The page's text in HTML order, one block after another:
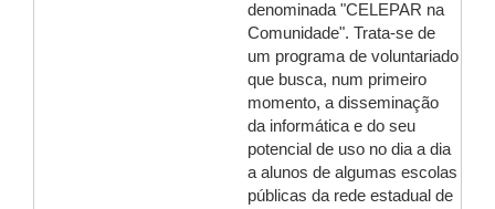
denominada "CELEPAR na
Comunidade". Trata-se de
um programa de voluntariado
que busca, num primeiro
momento, a disseminação
da informática e do seu
potencial de uso no dia a dia
a alunos de algumas escolas
públicas da rede estadual de